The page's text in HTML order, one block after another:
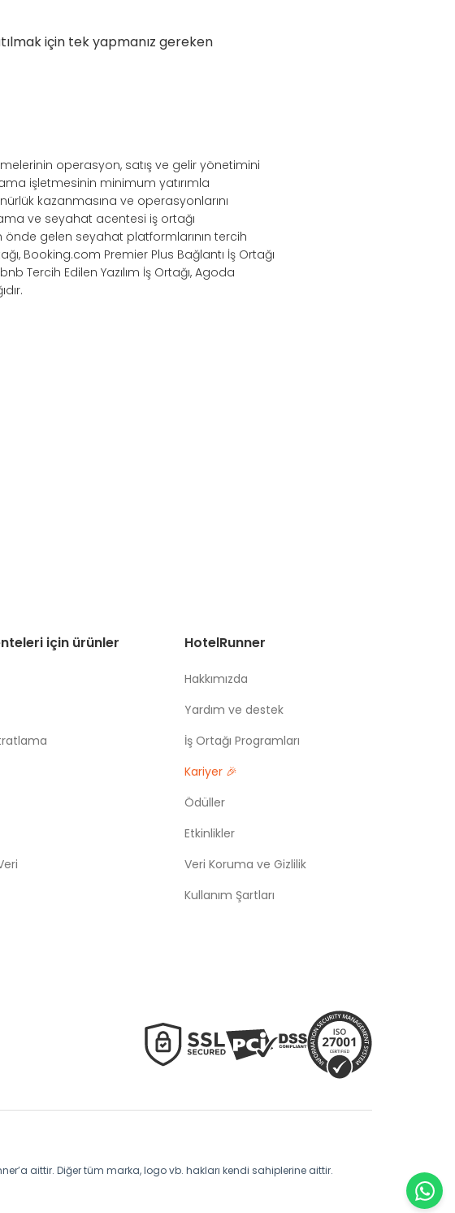
için tek yapmanız gereken
operasyon, satış ve gelir yönetimini
işletmesinin minimum yatırımla
kazanmasına ve operasyonlarını
ve seyahat acentesi iş ortağı
önde gelen seyahat platformlarının tercih
Booking.com Premier Plus Bağlantı İş Ortağı
Tercih Edilen Yazılım İş Ortağı, Agoda
için ürünler HotelRunner
Hakkımızda
Yardım ve destek
İş Ortağı Programları
Kariyer 🎉
Ödüller
Etkinlikler
Veri Koruma ve Gizlilik
Kullanım Şartları
aittir. Diğer tüm marka, logo vb. hakları kendi sahiplerine aittir.